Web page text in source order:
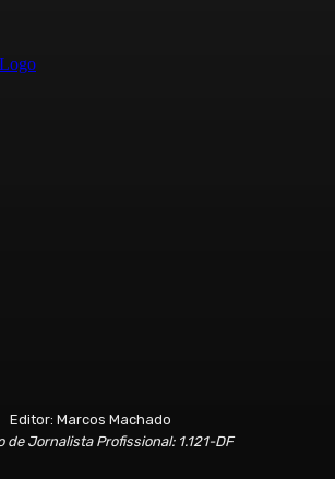
Editor: Marcos Machado
de Jornalista Profissional: 1.121-DF